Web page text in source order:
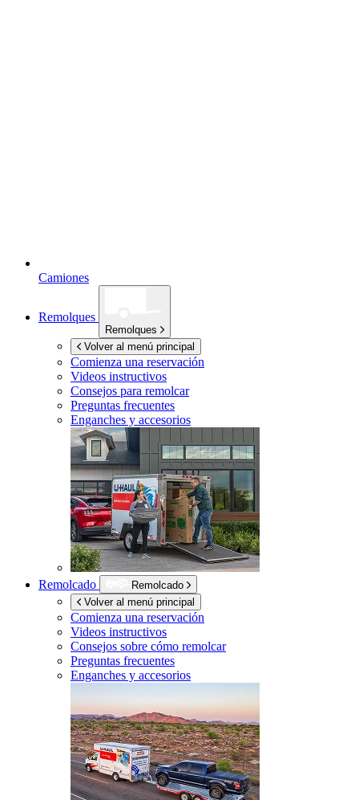
Camiones
Remolques
Remolques
Volver al menú principal
Comienza una reservación
Videos instructivos
Consejos para remolcar
Preguntas frecuentes
Enganches y accesorios
Remolcado
Remolcado
Volver al menú principal
Comienza una reservación
Videos instructivos
Consejos sobre cómo remolcar
Preguntas frecuentes
Enganches y accesorios